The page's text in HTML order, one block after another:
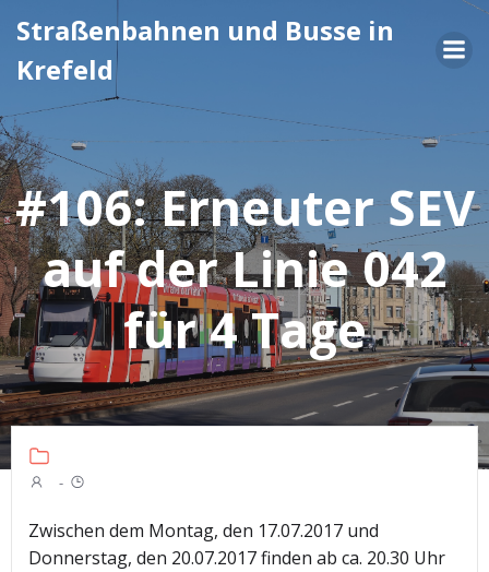
Inhalt
Straßenbahnen und Busse in
Krefeld
#106: Erneuter SEV
auf der Linie 042
für 4 Tage
-
Zwischen dem Montag, den 17.07.2017 und
Donnerstag, den 20.07.2017 finden ab ca. 20.30 Uhr